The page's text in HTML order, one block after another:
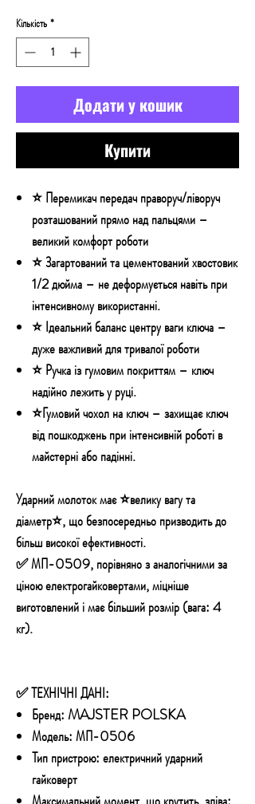
Кількість *
Додати у кошик
Купити
⭐ Перемикач передач праворуч/ліворуч
розташований прямо над пальцями –
великий комфорт роботи
⭐ Загартований та цементований хвостовик
1/2 дюйма – не деформується навіть при
інтенсивному використанні.
⭐ Ідеальний баланс центру ваги ключа –
дуже важливий для тривалої роботи
⭐ Ручка із гумовим покриттям – ключ
надійно лежить у руці.
⭐Гумовий чохол на ключ – захищає ключ
від пошкоджень при інтенсивній роботі в
майстерні або падінні.
Ударний молоток має ⭐велику вагу та
діаметр⭐, що безпосередньо призводить до
більш високої ефективності.
✅ МП-0509, порівняно з аналогічними за
ціною електрогайковертами, міцніше
виготовлений і має більший розмір (вага: 4
кг).
✅ ТЕХНІЧНІ ДАНІ:
Бренд: MAJSTER POLSKA
Модель: МП-0506
Тип пристрою: електричний ударний
гайковерт